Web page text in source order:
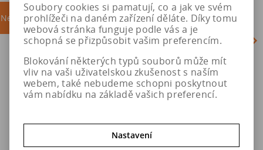
Nejprodávanější akce
Soubory cookies si pamatují, co a jak ve svém
prohlížeči na daném zařízení děláte. Díky tomu
webová stránka funguje podle vás a je
schopná se přizpůsobit vašim preferencím.
Blokování některých typů souborů může mít
vliv na vaši uživatelskou zkušenost s naším
webem, také nebudeme schopni poskytnout
vám nabídku na základě vašich preferencí.
Nastavení